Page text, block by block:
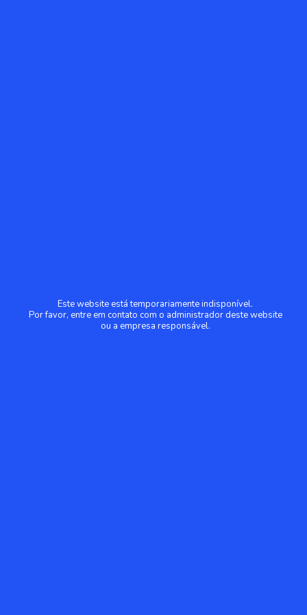
Este website está temporariamente indisponível.
Por favor, entre em contato com o administrador deste website
ou a empresa responsável.